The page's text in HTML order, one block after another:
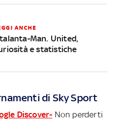
ANCHE
Man. United,
e statistiche
di Sky Sport
Discover- Non perderti